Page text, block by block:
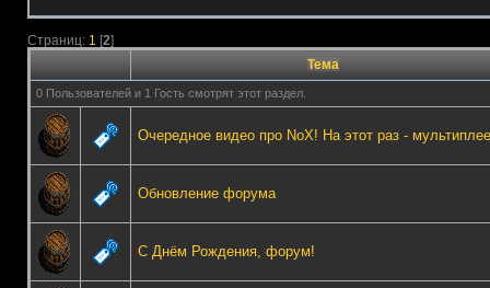
Страниц: 1 [2]
Тема
0 Пользователей и 1 Гость смотрят этот раздел.
Очередное видео про NoX! На этот раз -
Обновление форума
С Днём Рождения, форум!